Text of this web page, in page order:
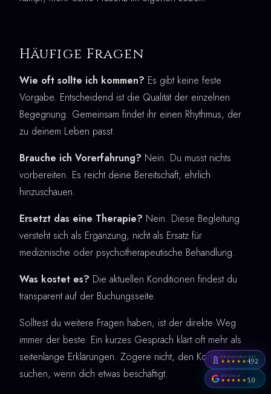
Häufige Fragen
Wie oft sollte ich kommen? Es gibt keine feste
Vorgabe. Entscheidend ist die Qualität der einzelnen
Begegnung. Gemeinsam findet ihr einen Rhythmus, der
zu deinem Leben passt.
Brauche ich Vorerfahrung? Nein. Du musst nichts
vorbereiten. Es reicht deine Bereitschaft, ehrlich
hinzuschauen.
Ersetzt das eine Therapie? Nein. Diese Begleitung
versteht sich als Ergänzung, nicht als Ersatz für
medizinische oder psychotherapeutische Behandlung.
Was kostet es? Die aktuellen Konditionen findest du
transparent auf der Buchungsseite.
Solltest du weitere Fragen haben, ist der direkte Weg
immer der beste. Ein kurzes Gespräch klärt oft mehr als
seitenlange Erklärungen. Zögere nicht, den Kontakt zu
suchen, wenn dich etwas beschäftigt.
PROVENEXPERT
★★★★★4,92
GOOGLE
★★★★★5,0